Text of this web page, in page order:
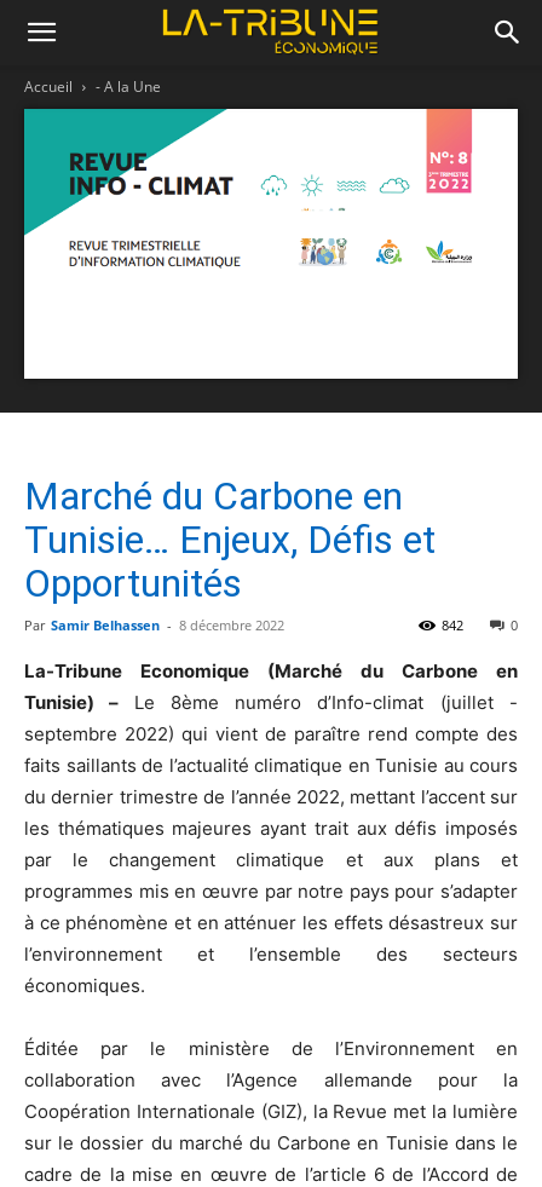
Accueil - A la Une
Marché du Carbone en
Tunisie… Enjeux, Défis et
Opportunités
Par Samir Belhassen - 8 décembre 2022 0
842
La-Tribune Economique (Marché du Carbone en
Tunisie) – Le 8ème numéro d’Info-climat (juillet -
septembre 2022) qui vient de paraître rend compte des
faits saillants de l’actualité climatique en Tunisie au cours
du dernier trimestre de l’année 2022, mettant l’accent sur
les thématiques majeures ayant trait aux défis imposés
par le changement climatique et aux plans et
programmes mis en œuvre par notre pays pour s’adapter
à ce phénomène et en atténuer les effets désastreux sur
l’environnement et l’ensemble des secteurs
économiques.
Éditée par le ministère de l’Environnement en
collaboration avec l’Agence allemande pour la
Coopération Internationale (GIZ), la Revue met la lumière
sur le dossier du marché du Carbone en Tunisie dans le
cadre de la mise en œuvre de l’article 6 de l’Accord de